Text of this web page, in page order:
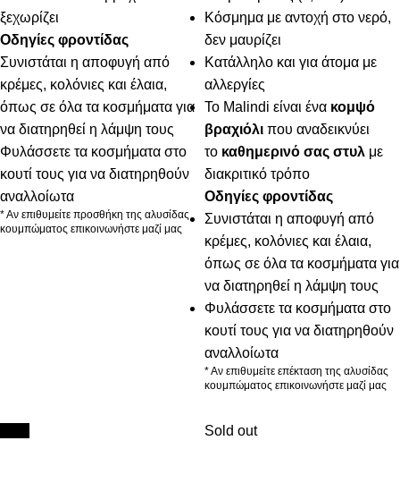
ξεχωρίζει
Οδηγίες φροντίδας
Συνιστάται η αποφυγή από
κρέμες, κολόνιες και έλαια,
όπως σε όλα τα κοσμήματα για
να διατηρηθεί η λάμψη τους
Φυλάσσετε τα κοσμήματα στο
κουτί τους για να διατηρηθούν
αναλλοίωτα
* Αν επιθυμείτε προσθήκη της αλυσίδας
κουμπώματος επικοινωνήστε μαζί μας
Κόσμημα με αντοχή στο νερό,
δεν μαυρίζει
Κατάλληλο και για άτομα με
αλλεργίες
Το Malindi είναι ένα κομψό
βραχιόλι που αναδεικνύει
το καθημερινό σας στυλ με
διακριτικό τρόπο
Οδηγίες φροντίδας
Συνιστάται η αποφυγή από
κρέμες, κολόνιες και έλαια,
όπως σε όλα τα κοσμήματα για
να διατηρηθεί η λάμψη τους
Φυλάσσετε τα κοσμήματα στο
κουτί τους για να διατηρηθούν
αναλλοίωτα
* Αν επιθυμείτε επέκταση της αλυσίδας
κουμπώματος επικοινωνήστε μαζί μας
Sold out